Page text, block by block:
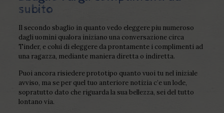
subito
Il secondo sbaglio in quanto vedo eleggere piu numeroso
dagli uomini qualora iniziano una conversazione circa
Tinder, e colui di eleggere da prontamente i complimenti ad
una ragazza, mediante maniera diretta o indiretta.
Puoi ancora risiedere prototipo quanto vuoi tu nel iniziale
avviso, ma se per quel tuo anteriore notizia c’e un lode,
sopratutto dato che riguarda la sua bellezza, sei del tutto
lontano via.